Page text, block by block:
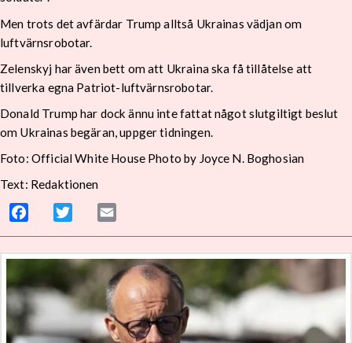
Men trots det avfärdar Trump alltså Ukrainas vädjan om
luftvärnsrobotar.
Zelenskyj har även bett om att Ukraina ska få tillåtelse att
tillverka egna Patriot-luftvärnsrobotar.
Donald Trump har dock ännu inte fattat något slutgiltigt beslut
om Ukrainas begäran, uppger tidningen.
Foto: Official White House Photo by Joyce N. Boghosian
Text: Redaktionen
Facebook Twitter